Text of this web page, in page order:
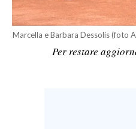
SERVIZI ALLE IMPRESE
LAVORO
Marcella e Barbara Dessolis (foto
Per restare